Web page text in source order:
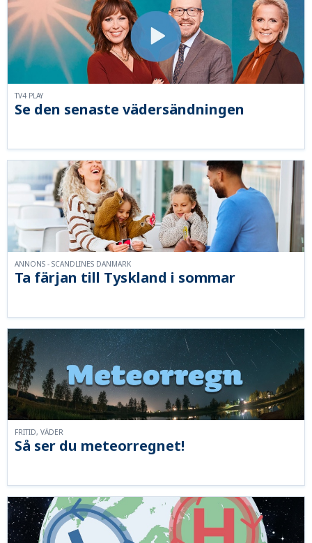
Se den senaste vädersändningen
TV4 PLAY
Ta färjan till Tyskland i sommar
ANNONS - SCANDLINES DANMARK
Så ser du meteorregnet!
FRITID, VÄDER